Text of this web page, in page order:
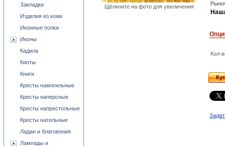
Щёлкните на фото для увеличения
Кол-
Закладки
Изделия из кожи
Иконные полки
Иконы
Кадила
Киоты
Книги
Кресты намогильные
Кресты наперсные
Кресты напрестольные
Кресты нательные
Ладан и благовония
Лампады и